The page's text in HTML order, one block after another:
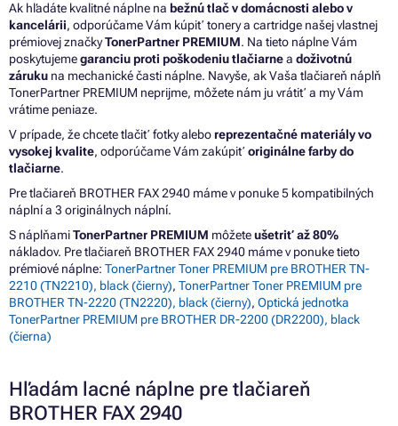
Ak hľadáte kvalitné náplne na bežnú tlač v domácnosti alebo v
kancelárii, odporúčame Vám kúpiť tonery a cartridge našej vlastnej
prémiovej značkyTonerPartner PREMIUM. Na tieto náplne Vám
poskytujemegaranciu proti poškodeniu tlačiarnea doživotnú
záruku na mechanické časti náplne. Navyše, ak Vaša tlačiareň náplň
TonerPartner PREMIUM neprijme, môžete nám ju vrátiť a my Vám
vrátime peniaze.
V prípade, že chcete tlačiť fotky aleboreprezentačné materiály vo
vysokej kvalite, odporúčame Vám zakúpiť originálne farby do
tlačiarne.
Pre tlačiareň BROTHER FAX 2940 máme v ponuke 5 kompatibilných
náplní a 3 originálnych náplní.
S náplňamiTonerPartner PREMIUM môžeteušetriť až 80%
nákladov. Pre tlačiareň BROTHER FAX 2940 máme v ponuke tieto
prémiové náplne: TonerPartner Toner PREMIUM pre BROTHER TN-
2210 (TN2210), black (čierny), TonerPartner Toner PREMIUM pre
BROTHER TN-2220 (TN2220), black (čierny), Optická jednotka
TonerPartner PREMIUM pre BROTHER DR-2200 (DR2200), black
(čierna)
Hľadám lacné náplne pre tlačiareň
BROTHER FAX 2940